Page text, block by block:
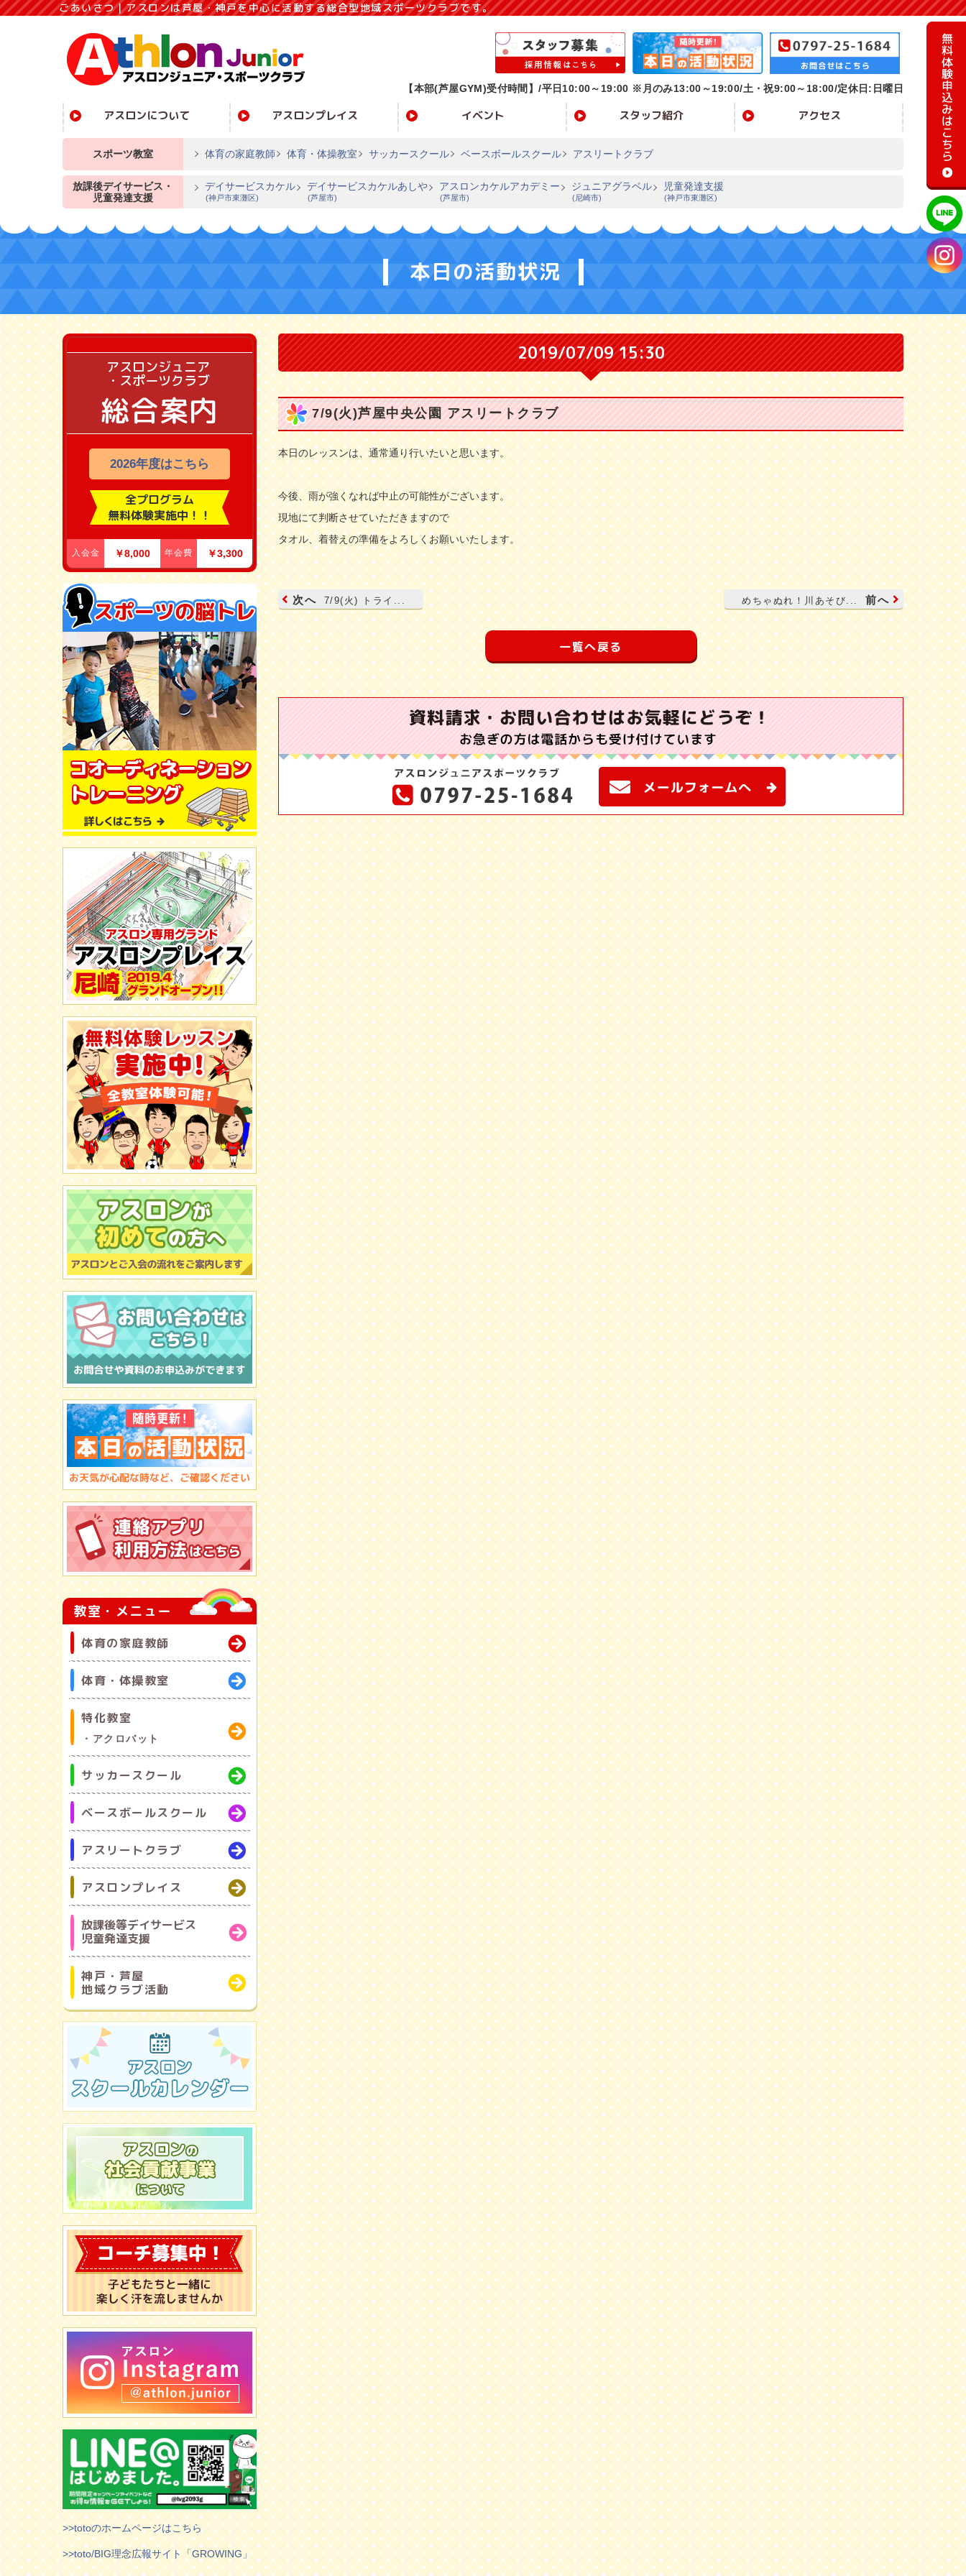
ごあいさつ｜アスロンは芦屋・神戸を中心に活動する総合型地域スポーツクラブです。
【本部(芦屋GYM)受付時間】/平日10:00～19:00 ※月のみ13:00～19:00/土・祝9:00～18:00/定休日:日曜日
アスロンについて アスロンプレイス イベント スタッフ紹介 アクセス
スポーツ教室 体育の家庭教師 体育・体操教室 サッカースクール ベースボールスクール アスリートクラブ
放課後デイサービス・
児童発達支援
デイサービスカケル
(神戸市東灘区)
デイサービスカケルあしや
(芦屋市)
アスロンカケルアカデミー
(芦屋市)
ジュニアグラベル
(尼崎市)
児童発達支援
(神戸市東灘区)
本日の活動状況
2019/07/09 15:30
7/9(火)芦屋中央公園 アスリートクラブ
本日のレッスンは、通常通り行いたいと思います。
今後、雨が強くなれば中止の可能性がございます。
現地にて判断させていただきますので
タオル、着替えの準備をよろしくお願いいたします。
次へ 7/9(火) トライ... めちゃぬれ！川あそび... 前へ
一覧へ戻る
アスロンジュニア
・スポーツクラブ
総合案内
2026年度はこちら
全プログラム
無料体験実施中！！
入会金 ￥8,000 年会費 ￥3,300
教室・メニュー
体育の家庭教師
体育・体操教室
特化教室
・アクロバット
サッカースクール
ベースボールスクール
アスリートクラブ
アスロンプレイス
放課後等デイサービス
児童発達支援
神戸・芦屋
地域クラブ活動
>>totoのホームページはこちら
>>toto/BIG理念広報サイト「GROWING」